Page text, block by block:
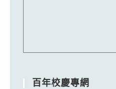
百年校慶專網